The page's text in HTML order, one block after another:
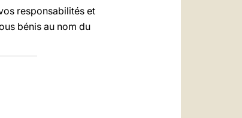
responsabilités et
bénis au nom du